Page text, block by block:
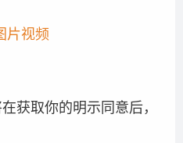
片视频
获取你的明示同意后，